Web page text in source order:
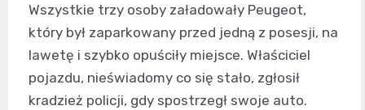
Wszystkie trzy osoby załadowały Peugeot,
który był zaparkowany przed jedną z posesji, na
lawetę i szybko opuściły miejsce. Właściciel
pojazdu, nieświadomy co się stało, zgłosił
kradzież policji, gdy spostrzegł swoje auto.